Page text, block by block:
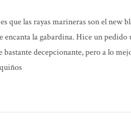
que las rayas marineras son el new
encanta la gabardina. Hice un pedido
bastante decepcionante, pero a lo